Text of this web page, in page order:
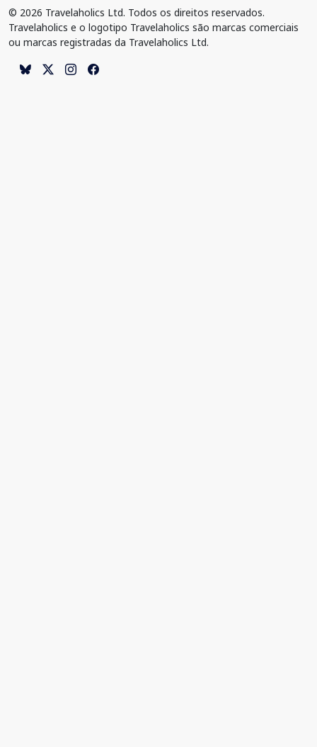
© 2026 Travelaholics Ltd. Todos os direitos reservados.
Travelaholics e o logotipo Travelaholics são marcas comerciais
ou marcas registradas da Travelaholics Ltd.